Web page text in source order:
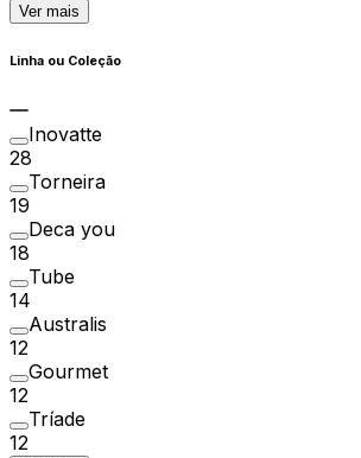
Ver mais
Linha ou Coleção
Inovatte
28
Torneira
19
Deca you
18
Tube
14
Australis
12
Gourmet
12
Tríade
12